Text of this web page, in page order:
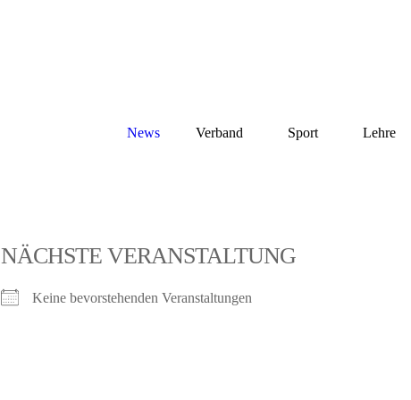
News Verband Sport Lehre
NÄCHSTE VERANSTALTUNG
Keine bevorstehenden Veranstaltungen